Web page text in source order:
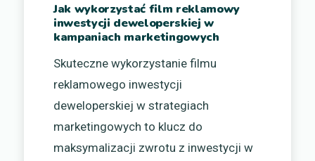
Jak wykorzystać film reklamowy
inwestycji deweloperskiej w
kampaniach marketingowych
Skuteczne wykorzystanie filmu
reklamowego inwestycji
deweloperskiej w strategiach
marketingowych to klucz do
maksymalizacji zwrotu z inwestycji w